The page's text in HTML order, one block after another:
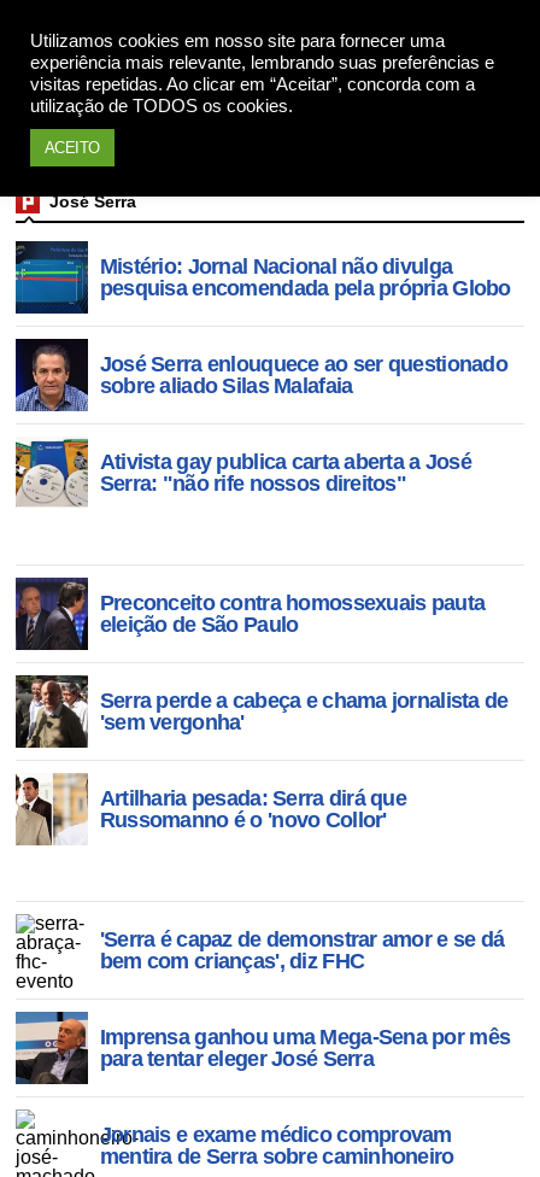
Utilizamos cookies em nosso site para fornecer uma
experiência mais relevante, lembrando suas preferências e
visitas repetidas. Ao clicar em “Aceitar”, concorda com a
utilização de TODOS os cookies.
ACEITO
José Serra
Mistério: Jornal Nacional não divulga
pesquisa encomendada pela própria Globo
José Serra enlouquece ao ser questionado
sobre aliado Silas Malafaia
Ativista gay publica carta aberta a José
Serra: "não rife nossos direitos"
Preconceito contra homossexuais pauta
eleição de São Paulo
Serra perde a cabeça e chama jornalista de
'sem vergonha'
Artilharia pesada: Serra dirá que
Russomanno é o 'novo Collor'
'Serra é capaz de demonstrar amor e se dá
bem com crianças', diz FHC
Imprensa ganhou uma Mega-Sena por mês
para tentar eleger José Serra
Jornais e exame médico comprovam
mentira de Serra sobre caminhoneiro